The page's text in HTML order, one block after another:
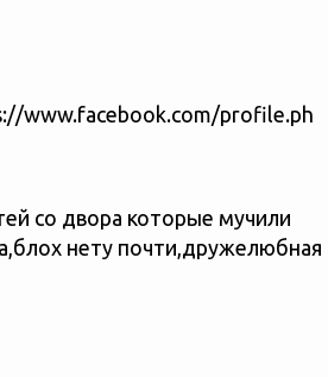
www.facebook.com/profile.ph
со двора которые мучили
нету почти,дружелюбная